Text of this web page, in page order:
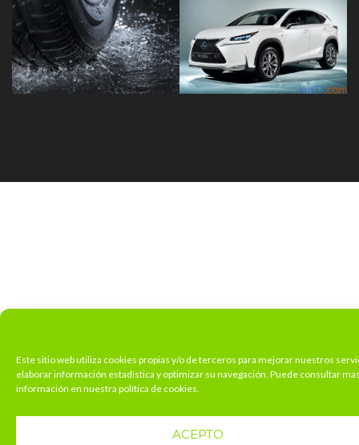
Este sitio web utiliza cookies propias y/o de terceros para mejorar nuestros
elaborar información estadística y optimizar su navegación. Puede consultar
información en nuestra política de cookies.
ACEPTO